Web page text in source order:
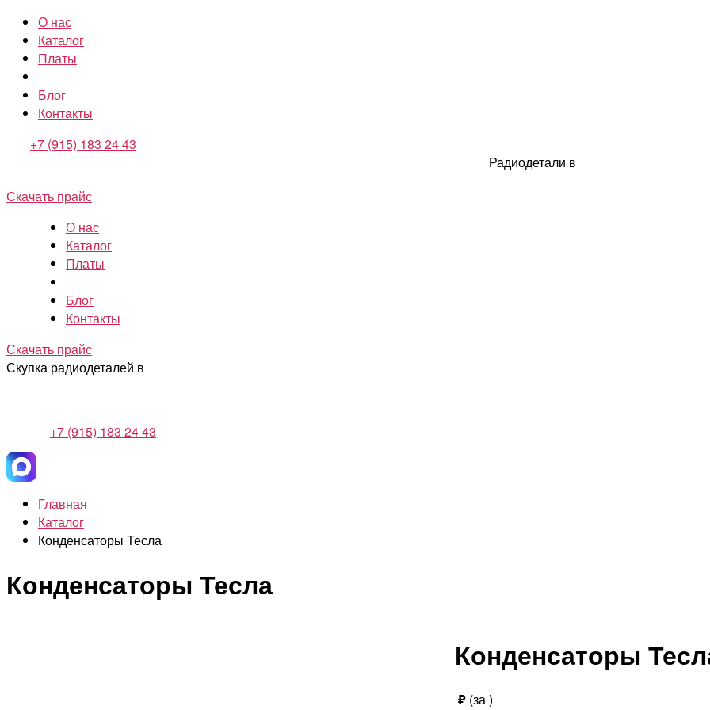
О нас
Каталог
Платы
Блог
Контакты
+7 (915) 183 24 43
Радиодетали в
Скачать прайс
О нас
Каталог
Платы
Блог
Контакты
Скачать прайс
Скупка радиодеталей в
+7 (915) 183 24 43
Главная
Каталог
Конденсаторы Тесла
Конденсаторы Тесла
Конденсаторы
₽ (за)